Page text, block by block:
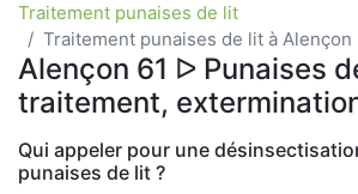
Traitement punaises de lit
Traitement punaises de lit à Alençon
Alençon 61 ᐅ Punaises
traitement,
Qui appeler pour une
punaises de lit ?